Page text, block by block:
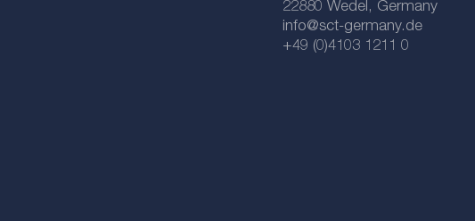
22880 Wedel, Germany
info@sct-germany.de
+49 (0)4103 1211 0